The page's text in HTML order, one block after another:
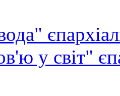
у світ"